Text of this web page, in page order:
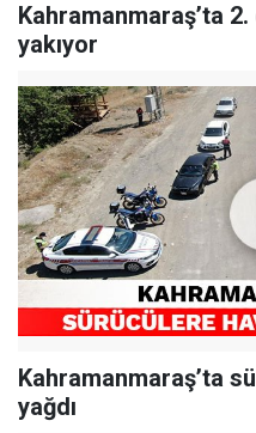
Kahramanmaraş’ta
yakıyor
Kahramanmaraş’ta
yağdı